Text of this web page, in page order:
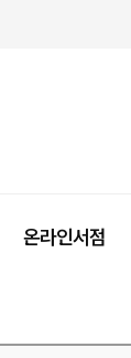
온라인서점